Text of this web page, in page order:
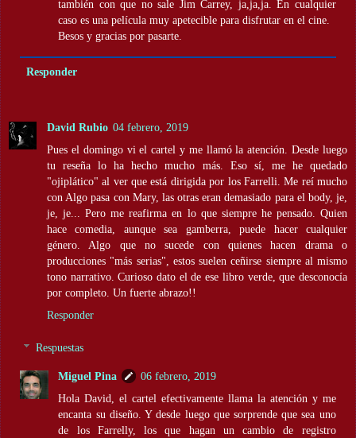
también con que no sale Jim Carrey, ja,ja,ja. En cualquier
caso es una película muy apetecible para disfrutar en el cine.
Besos y gracias por pasarte.
Responder
David Rubio 04 febrero, 2019
Pues el domingo vi el cartel y me llamó la atención. Desde luego
tu reseña lo ha hecho mucho más. Eso sí, me he quedado
"ojiplático" al ver que está dirigida por los Farrelli. Me reí mucho
con Algo pasa con Mary, las otras eran demasiado para el body, je,
je, je... Pero me reafirma en lo que siempre he pensado. Quien
hace comedia, aunque sea gamberra, puede hacer cualquier
género. Algo que no sucede con quienes hacen drama o
producciones "más serias", estos suelen ceñirse siempre al mismo
tono narrativo. Curioso dato el de ese libro verde, que desconocía
por completo. Un fuerte abrazo!!
Responder
Respuestas
Miguel Pina
06 febrero, 2019
Hola David, el cartel efectivamente llama la atención y me
encanta su diseño. Y desde luego que sorprende que sea uno
de los Farrelly, los que hagan un cambio de registro